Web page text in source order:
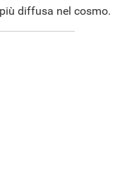
diffusa nel cosmo.